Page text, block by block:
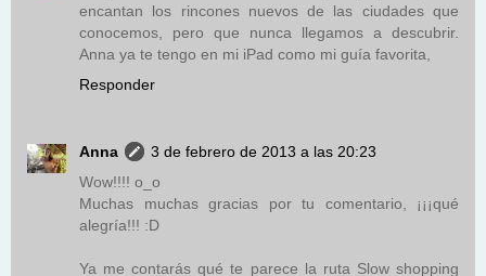
encantan los rincones nuevos de las ciudades que
conocemos, pero que nunca llegamos a descubrir.
Anna ya te tengo en mi iPad como mi guía favorita,
Responder
Anna
3 de febrero de 2013 a las 20:23
Wow!!!! o_o
Muchas muchas gracias por tu comentario, ¡¡¡qué
alegría!!! :D
Ya me contarás qué te parece la ruta Slow shopping